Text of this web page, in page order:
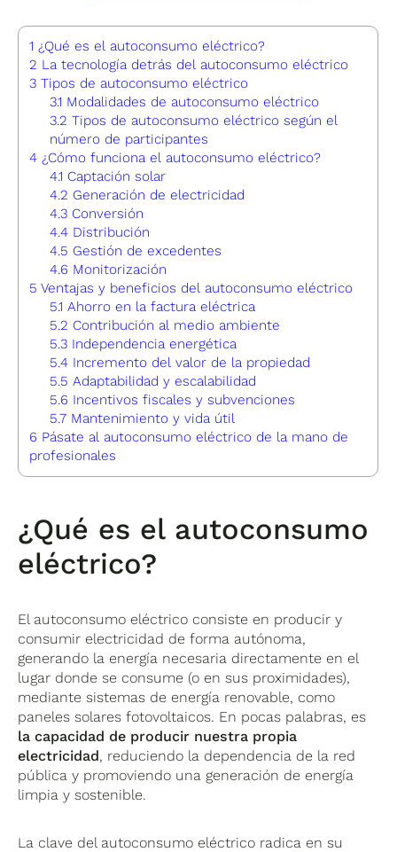
1 ¿Qué es el autoconsumo eléctrico?
2 La tecnología detrás del autoconsumo eléctrico
3 Tipos de autoconsumo eléctrico
3.1 Modalidades de autoconsumo eléctrico
3.2 Tipos de autoconsumo eléctrico según el
número de participantes
4 ¿Cómo funciona el autoconsumo eléctrico?
4.1 Captación solar
4.2 Generación de electricidad
4.3 Conversión
4.4 Distribución
4.5 Gestión de excedentes
4.6 Monitorización
5 Ventajas y beneficios del autoconsumo eléctrico
5.1 Ahorro en la factura eléctrica
5.2 Contribución al medio ambiente
5.3 Independencia energética
5.4 Incremento del valor de la propiedad
5.5 Adaptabilidad y escalabilidad
5.6 Incentivos fiscales y subvenciones
5.7 Mantenimiento y vida útil
6 Pásate al autoconsumo eléctrico de la mano de
profesionales
¿Qué es el autoconsumo
eléctrico?
El autoconsumo eléctrico consiste en producir y
consumir electricidad de forma autónoma,
generando la energía necesaria directamente en el
lugar donde se consume (o en sus proximidades),
mediante sistemas de energía renovable, como
paneles solares fotovoltaicos. En pocas palabras, es
la capacidad de producir nuestra propia
electricidad, reduciendo la dependencia de la red
pública y promoviendo una generación de energía
limpia y sostenible.
La clave del autoconsumo eléctrico radica en su